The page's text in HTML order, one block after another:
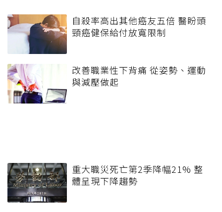
自殺率高出其他癌友五倍 醫盼頭
頸癌健保給付放寬限制
改善職業性下背痛 從姿勢、運動
與減壓做起
重大職災死亡第2季降幅21% 整
體呈現下降趨勢